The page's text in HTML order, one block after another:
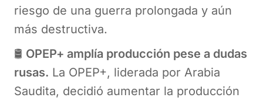
riesgo de una guerra prolongada y aún
más destructiva.
🛢️ OPEP+ amplía producción pese a dudas
rusas. La OPEP+, liderada por Arabia
Saudita, decidió aumentar la producción